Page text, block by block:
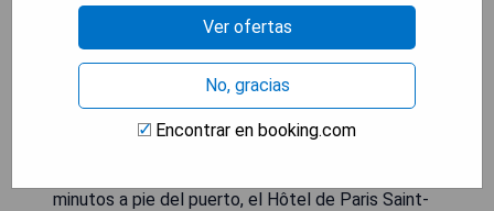
Ubicado en el centro de Saint-Tropez, en la
minutos a pie del puerto, el Hôtel de Paris Saint-
Ver ofertas
No, gracias
Encontrar en booking.com